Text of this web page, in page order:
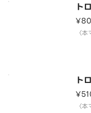
ト
〈
ト
〈